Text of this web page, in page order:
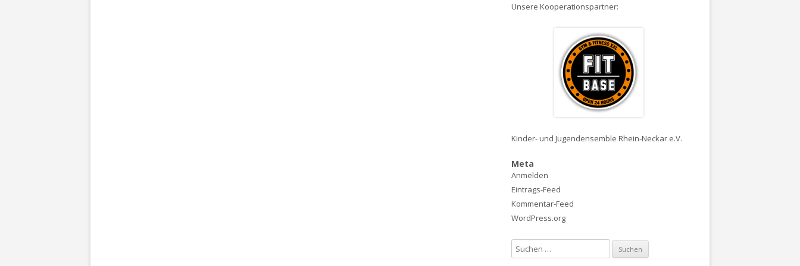
Unsere Kooperationspartner:
Kinder- und Jugendensemble Rhein-Neckar e.V.
Meta
Anmelden
Eintrags-Feed
Kommentar-Feed
WordPress.org
u